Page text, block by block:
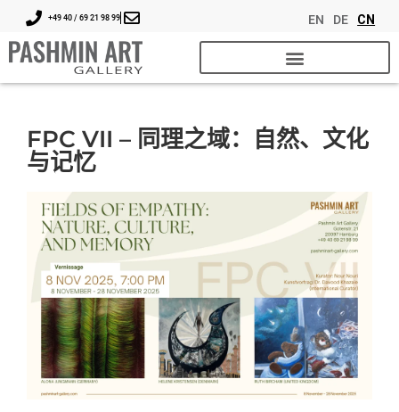
+49 40 / 69 21 98 99 EN DE CN
FPC VII – 同理之域：自然、文化
与记忆